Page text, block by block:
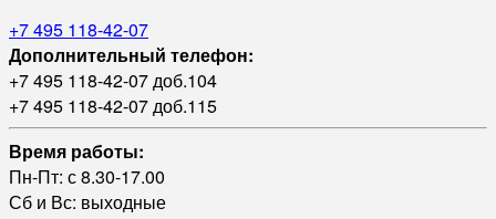
+7 495 118-42-07
Дополнительный телефон:
+7 495 118-42-07 доб.104
+7 495 118-42-07 доб.115
Время работы:
Пн-Пт: с 8.30-17.00
Сб и Вс: выходные